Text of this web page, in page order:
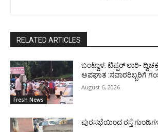
RELATED ARTICLES
Fresh News
ಬಂಟ್ವಾಳ: ಟಿಪ್ಪರ್ ಲಾರಿ-
ಅಪಘಾತ :ಸವಾರರಿಬ್ಬರಿಗೆ
August 6, 2026
ಪುರಸಭೆಯಿಂದ ರಸ್ತೆ